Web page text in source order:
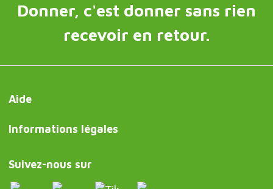
Donner, c'est donner sans rien
recevoir en retour.
Aide
Informations légales
Suivez-nous sur